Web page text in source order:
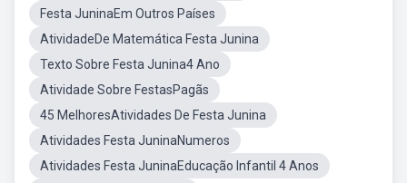
Festa JuninaEm Outros Países
AtividadeDe Matemática Festa Junina
Texto Sobre Festa Junina4 Ano
Atividade Sobre FestasPagãs
45 MelhoresAtividades De Festa Junina
Atividades Festa JuninaNumeros
Atividades Festa JuninaEducação Infantil 4 Anos